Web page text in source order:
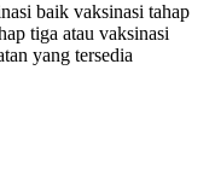
baik vaksinasi tahap
tiga atau vaksinasi
yang tersedia